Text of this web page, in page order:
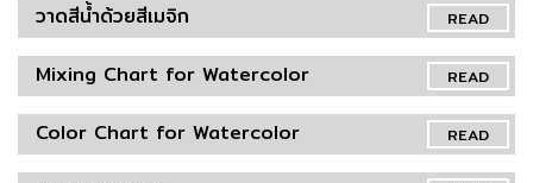
READ
วาดสีน้ำด้วยสีเมจิก
READ
Mixing Chart for Watercolor
READ
Color Chart for Watercolor